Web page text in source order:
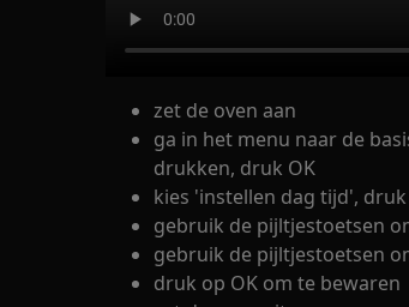
zet de oven aan
ga in het menu naar de
drukken, druk OK
kies 'instellen dag tijd',
gebruik de pijltjestoetsen
gebruik de pijltjestoetsen
druk op OK om te bewaren